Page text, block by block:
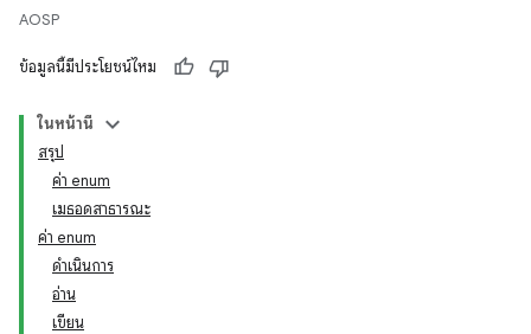
AOSP
ข้อมูลนี้มีประโยชน์ไหม
ในหน้านี้
สรุป
ค่า enum
เมธอดสาธารณะ
ค่า enum
ดำเนินการ
อ่าน
เขียน